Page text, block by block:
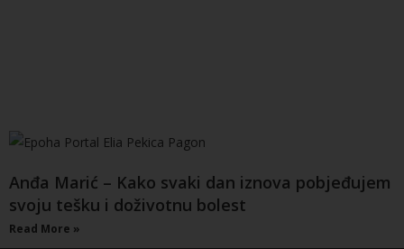
Anđa Marić – Kako svaki dan iznova pobjeđujem
svoju tešku i doživotnu bolest
Read More »